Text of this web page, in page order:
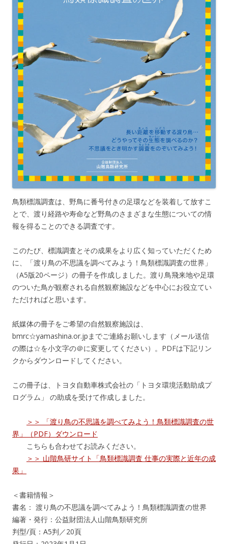
鳥類標識調査は、野鳥に番号付きの足環などを装着して放すこ
とで、渡り経路や寿命など野鳥のさまざまな生態についての情
報を得ることのできる調査です。
このたび、標識調査とその成果をより広く知っていただくため
に、「渡り鳥の不思議を調べてみよう！鳥類標識調査の世界」
（A5版20ページ）の冊子を作成しました。渡り鳥飛来地や足環
のついた鳥が観察される自然観察施設などを中心にお役立てい
ただければと思います。
紙媒体の冊子をご希望の自然観察施設は、
bmrc☆yamashina.or.jpまでご連絡お願いします（メール送信
の際は☆を小文字の＠に変更してください）。PDFは下記リン
クからダウンロードしてください。
この冊子は、トヨタ自動車株式会社の「トヨタ環境活動助成プ
ログラム」 の助成を受けて作成しました。
＞＞ 「渡り鳥の不思議を調べてみよう！鳥類標識調査の世
界」（PDF）ダウンロード
こちらも合わせてお読みください。
＞＞ 山階鳥研サイト「鳥類標識調査 仕事の実際と近年の成
果」
＜書籍情報＞
書名： 渡り鳥の不思議を調べてみよう！鳥類標識調査の世界
編著・発行：公益財団法人山階鳥類研究所
判型/頁：A5判／20頁